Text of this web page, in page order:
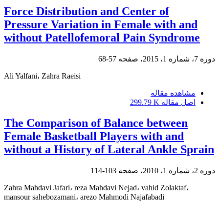
Force Distribution and Center of
Pressure Variation in Female with and
without Patellofemoral Pain Syndrome
دوره 7، شماره 1، 2015، صفحه 57-68
Ali Yalfani، Zahra Raeisi
مشاهده مقاله
اصل مقاله 299.79 K
The Comparison of Balance between
Female Basketball Players with and
without a History of Lateral Ankle Sprain
دوره 2، شماره 1، 2010، صفحه 103-114
Zahra Mahdavi Jafari، reza Mahdavi Nejad، vahid Zolaktaf،
mansour sahebozamani، arezo Mahmodi Najafabadi